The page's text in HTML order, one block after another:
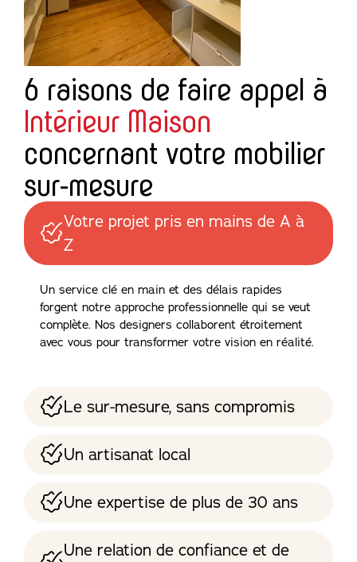
6 raisons de faire appel à
Intérieur Maison
concernant votre mobilier
sur-mesure
Votre projet pris en mains de A à
Z
Un service clé en main et des délais rapides
forgent notre approche professionnelle qui se veut
complète. Nos designers collaborent étroitement
avec vous pour transformer votre vision en réalité.
Le sur-mesure, sans compromis
Un artisanat local
Une expertise de plus de 30 ans
Une relation de confiance et de